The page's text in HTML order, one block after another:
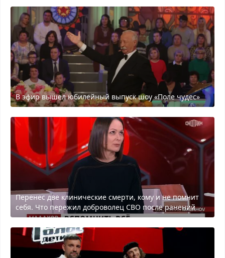
В эфир вышел юбилейный выпуск шоу «Поле чудес»
Перенес две клинические смерти, кому и не помнит
себя. Что пережил доброволец СВО после ранений